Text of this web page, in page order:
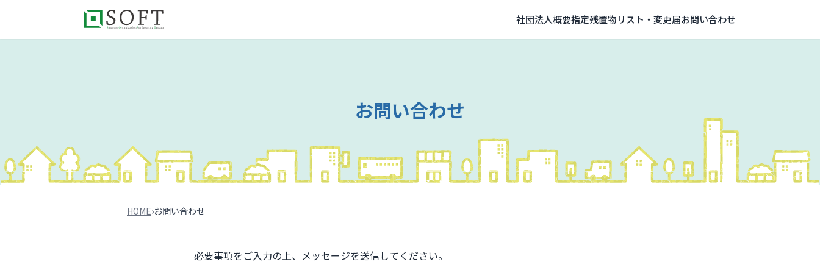
社団法人概要指定残置物リスト・変更届お問い合わせ
お問い合わせ
HOME›お問い合わせ
必要事項をご入力の上、メッセージを送信してください。